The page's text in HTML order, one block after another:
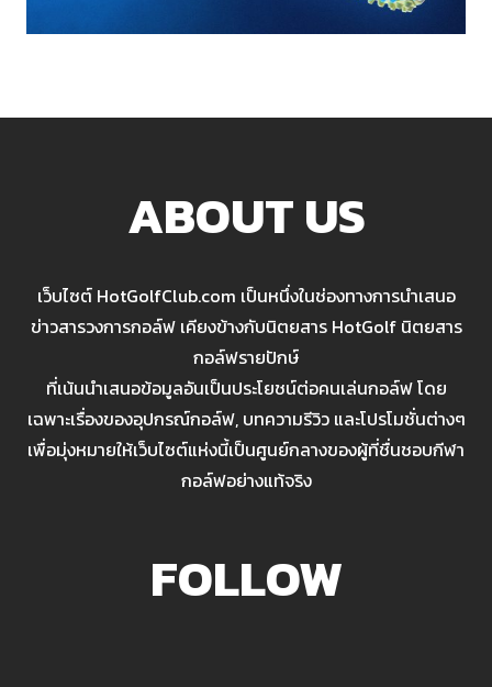
ABOUT US
เว็บไซต์ HotGolfClub.com เป็นหนึ่งในช่องทางการนำเสนอ
ข่าวสารวงการกอล์ฟ เคียงข้างกับนิตยสาร HotGolf นิตยสาร
กอล์ฟรายปักษ์
ที่เน้นนำเสนอข้อมูลอันเป็นประโยชน์ต่อคนเล่นกอล์ฟ โดย
เฉพาะเรื่องของอุปกรณ์กอล์ฟ, บทความรีวิว และโปรโมชั่นต่างๆ
เพื่อมุ่งหมายให้เว็บไซต์แห่งนี้เป็นศูนย์กลางของผู้ที่ชื่นชอบกีฬา
กอล์ฟอย่างแท้จริง
FOLLOW